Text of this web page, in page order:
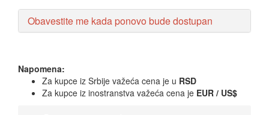
Obavestite me kada ponovo bude dostupan
Napomena:
Za kupce iz Srbije važeća cena je u RSD
Za kupce iz inostranstva važeća cena je EUR / US$